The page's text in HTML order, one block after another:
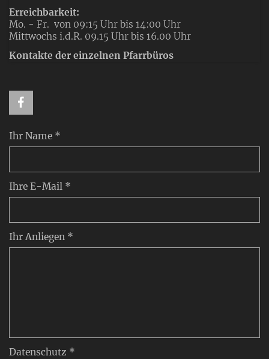
Ihr Name *
Ihre E-Mail *
Ihr Anliegen *
Datenschutz *
Erreichbarkeit:
Mo. - Fr. von 09:15 Uhr bis 14:00 Uhr
Mittwochs i.d.R. 09.15 Uhr bis 16.00 Uhr
Kontakte der einzelnen Pfarrbüros